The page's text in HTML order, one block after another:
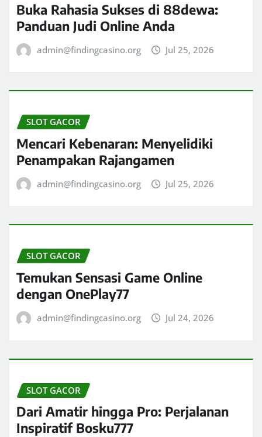
Buka Rahasia Sukses di 88dewa:
Panduan Judi Online Anda
admin@findingcasino.org Jul 25, 2026
SLOT GACOR
Mencari Kebenaran: Menyelidiki
Penampakan Rajangamen
admin@findingcasino.org Jul 25, 2026
SLOT GACOR
Temukan Sensasi Game Online
dengan OnePlay77
admin@findingcasino.org Jul 24, 2026
SLOT GACOR
Dari Amatir hingga Pro: Perjalanan
Inspiratif Bosku777